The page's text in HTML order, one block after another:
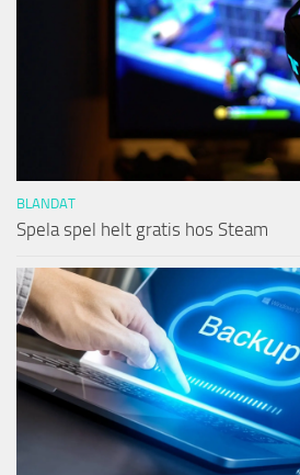
BLANDAT
Spela spel helt gratis hos Steam